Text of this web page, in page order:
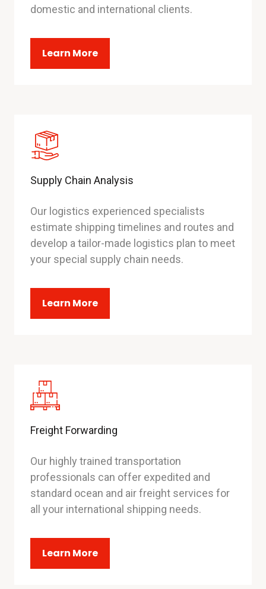
domestic and international clients.
Learn More
Supply Chain Analysis
Our logistics experienced specialists
estimate shipping timelines and routes and
develop a tailor-made logistics plan to meet
your special supply chain needs.
Learn More
Freight Forwarding
Our highly trained transportation
professionals can offer expedited and
standard ocean and air freight services for
all your international shipping needs.
Learn More